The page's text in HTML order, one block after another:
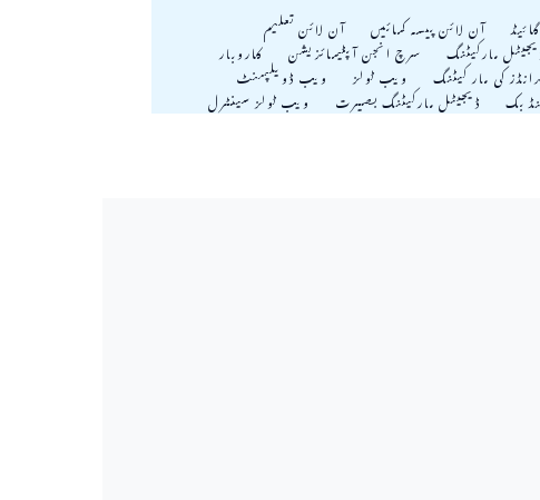
آن لائن پیسہ کمائیں آن لائن تعلیم
مارکیٹنگ سرچ انجن آپٹیمائزیشن کاروبار
کی مار کیٹنگ ویب ٹولز ویب ڈويلپمنٹ
بک ڈیجیٹل مارکیٹنگ بصیرت ویب ٹولز سینٹرل